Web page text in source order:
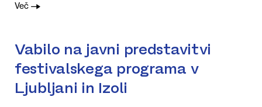
Več
Vabilo na javni predstavitvi
festivalskega programa v
Ljubljani in Izoli